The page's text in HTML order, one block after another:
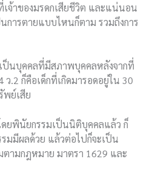
จ้าของมรดกเสียชีวิต และแน่นอน
การตายแบบไหนก็ตาม รวมถึงการ
ป็นบุคคลที่มีสภาพบุคคลหลังจากที่
.2 ก็คือเด็กที่เกิดมารอดอยู่ใน 30
พย์เสีย
ยพินัยกรรมเป็นนิติบุคคลแล้ว ก็
มมีผลด้วย แล้วต่อไปก็จะเป็น
ามกฎหมาย มาตรา 1629 และ